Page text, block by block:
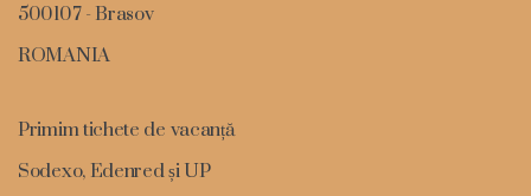
Great hotel, fab room with a fab view,
cheap stay and only a few quid in a taxi up
500107 - Brasov
ROMANIA
Primim tichete de vacanță
Sodexo, Edenred și UP